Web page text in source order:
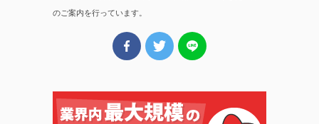
のご案内を行っています。